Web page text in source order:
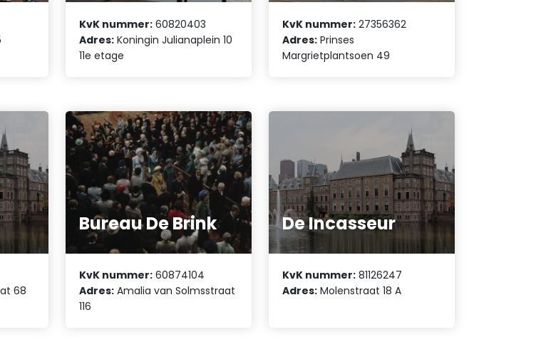
KvK nummer: 60820403
Adres: Koningin Julianaplein 10
11e etage
KvK nummer: 27356362
Adres: Prinses
Margrietplantsoen 49
68
Bureau De Brink
KvK nummer: 60874104
Adres: Amalia van Solmsstraat
116
De Incasseur
KvK nummer: 81126247
Adres: Molenstraat 18 A